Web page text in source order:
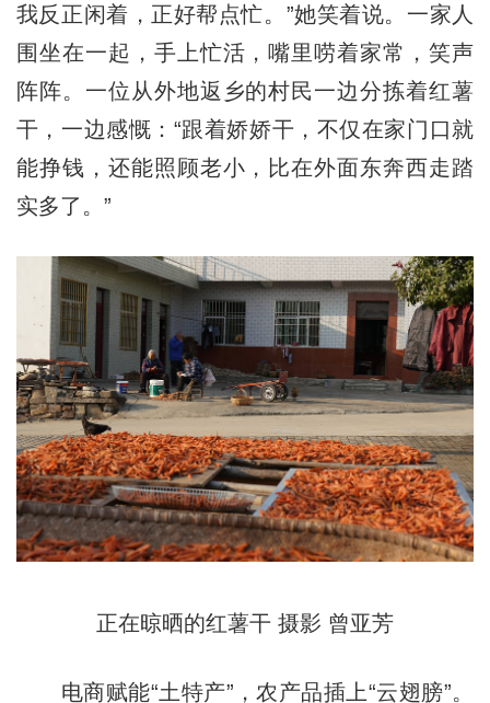
我反正闲着，正好帮点忙。”她笑着说。一家人
围坐在一起，手上忙活，嘴里唠着家常，笑声
阵阵。一位从外地返乡的村民一边分拣着红薯
干，一边感慨：“跟着娇娇干，不仅在家门口就
能挣钱，还能照顾老小，比在外面东奔西走踏
实多了。”
正在晾晒的红薯干 摄影 曾亚芳
电商赋能“土特产”，农产品插上“云翅膀”。